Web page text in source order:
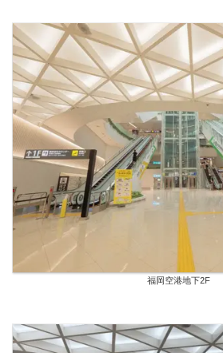
福岡空港地下2F